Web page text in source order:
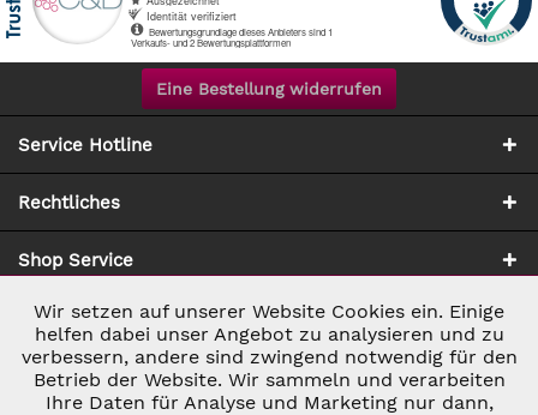
Eine Bestellung widerrufen
Service Hotline
Rechtliches
Shop Service
Zahlung & Versand
Notwendig Aktiv
Marketing Inaktiv
Wir setzen auf unserer Website Cookies ein. Einige
helfen dabei unser Angebot zu analysieren und zu
verbessern, andere sind zwingend notwendig für den
Betrieb der Website. Wir sammeln und verarbeiten
Ihre Daten für Analyse und Marketing nur dann,